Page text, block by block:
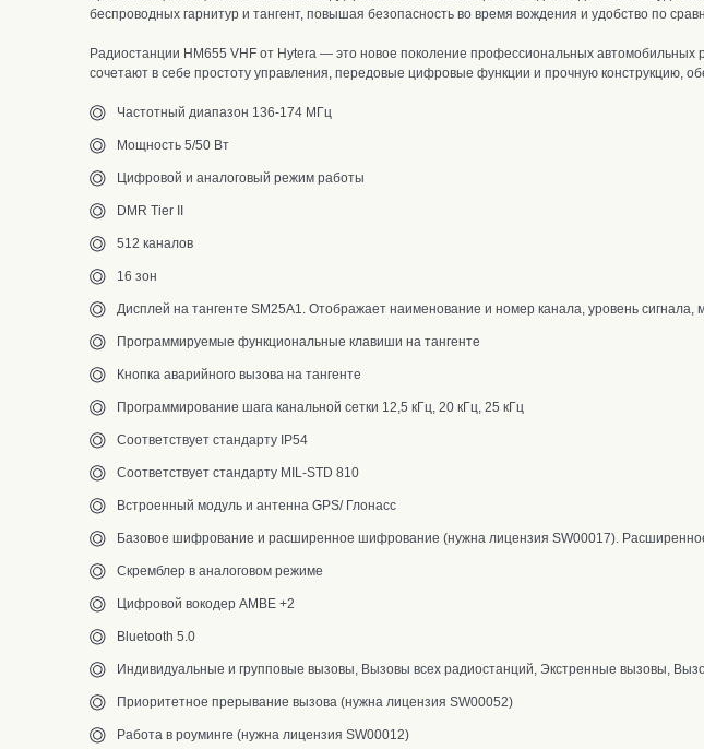
беспроводных гарнитур и тангент, повышая безопасность во время вождения и удобство по
Радиостанции HM655 VHF от Hytera — это новое поколение профессиональных
сочетают в себе простоту управления, передовые цифровые функции и прочную конструкцию,
Частотный диапазон 136-174 МГц
Мощность 5/50 Вт
Цифровой и аналоговый режим работы
DMR Tier II
512 каналов
16 зон
Дисплей на тангенте SM25A1. Отображает наименование и номер канала, уровень сигнала,
Программируемые функциональные клавиши на тангенте
Кнопка аварийного вызова на тангенте
Программирование шага канальной сетки 12,5 кГц, 20 кГц, 25 кГц
Соответствует стандарту IP54
Соответствует стандарту MIL-STD 810
Встроенный модуль и антенна GPS/ Глонасс
Базовое шифрование и расширенное шифрование (нужна лицензия SW00017).
Скремблер в аналоговом режиме
Цифровой вокодер AMBE +2
Bluetooth 5.0
Индивидуальные и групповые вызовы, Вызовы всех радиостанций, Экстренные вызовы,
Приоритетное прерывание вызова (нужна лицензия SW00052)
Работа в роуминге (нужна лицензия SW00012)